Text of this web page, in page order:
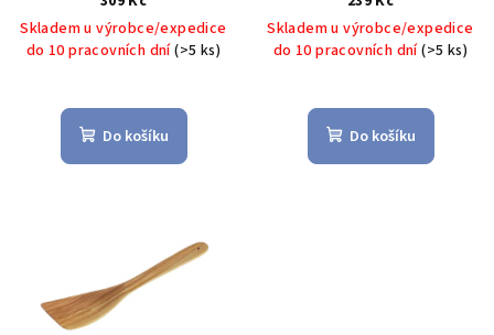
servírovací příbor
TOSCANA EXKLUSIV 30 cm -
CILIO Solingen
Skladem u výrobce/expedice
do 10 pracovních dní(>5 ks)
Do košíku
TOSCANA 30 cm - CILIO
Solingen
Skladem u výrobce/expedice
do 10 pracovních dní(>5 ks)
Do košíku